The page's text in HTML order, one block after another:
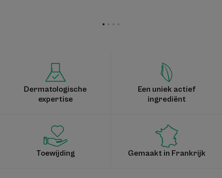
Dermatologische
expertise
Een uniek actief
ingrediënt
Toewijding Gemaakt in Frankrijk